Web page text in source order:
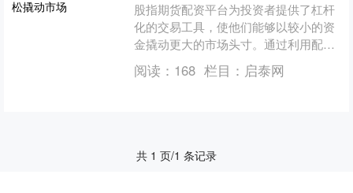
股指期货配资平台为投资者提供了杠杆
化的交易工具，使他们能够以较小的资
金撬动更大的市场头寸。通过利用配
资，投资者可以放大收益潜力，同时也
能放大风险。 1. **了....
阅读： 168 栏目： 启泰网
共 1 页/1 条记录